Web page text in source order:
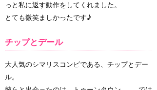
っと私に返す動作をしてくれました。
とても微笑ましかったです♪
チップとデール
大人気のシマリスコンビである、チップとデー
ル。